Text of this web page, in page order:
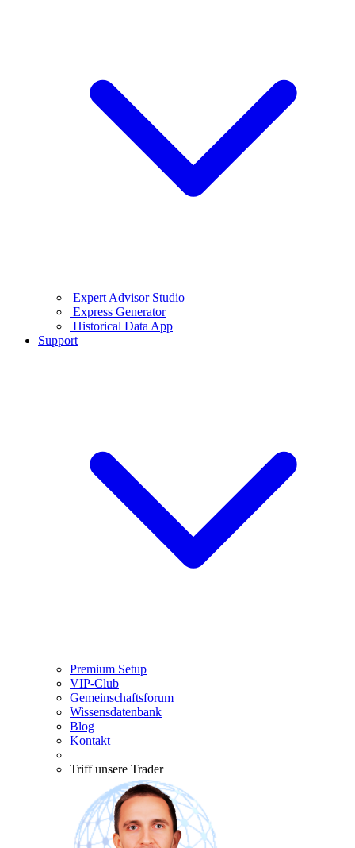
Expert Advisor Studio
Express Generator
Historical Data App
Support
Premium Setup
VIP-Club
Gemeinschaftsforum
Wissensdatenbank
Blog
Kontakt
Triff unsere Trader